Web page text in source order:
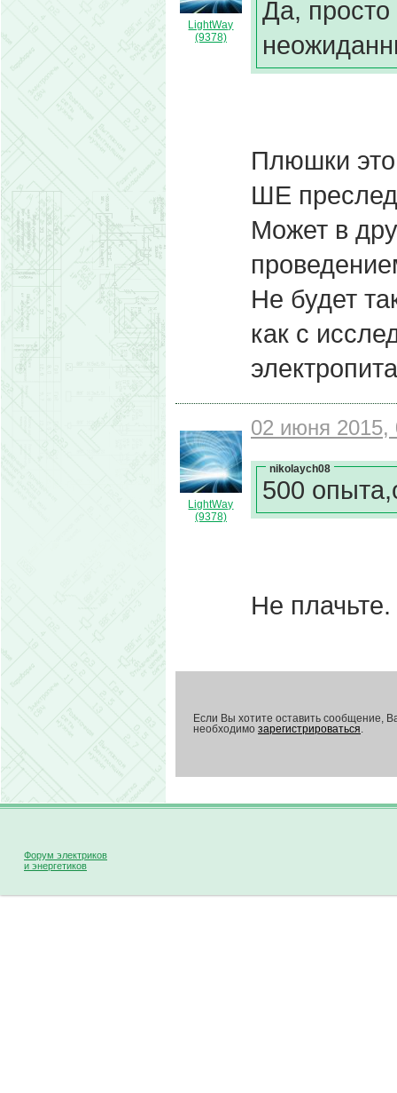
LightWay
(9378)
Да, просто
Плюшки
ШЕ
Может в
Не будет
как с
LightWay
(9378)
02 июня 2015,
nikolaych08
500
Не
Если Вы хотите оставить сообщение,
необходимо зарегистрироваться.
Форум электриков
и энергетиков